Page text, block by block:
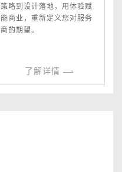
策略到设计落地，用体验赋
能商业，重新定义您对服务
商的期望。
了解详情